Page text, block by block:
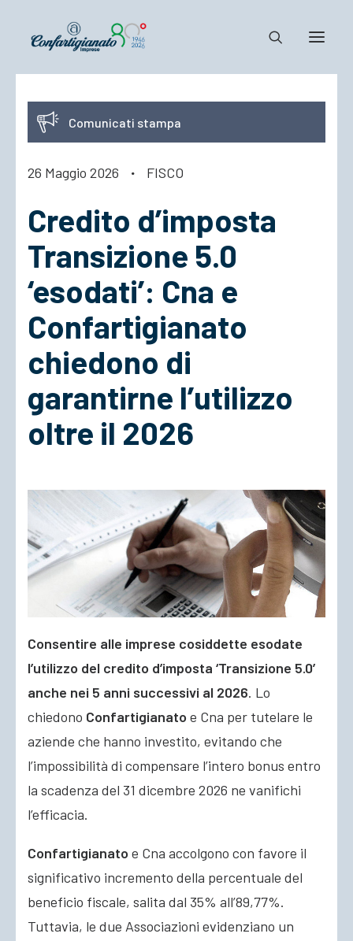
Notizie e Documenti
Confartigianato
Cosa Facciamo
ACCEDI
Comunicati stampa
26 Maggio 2026 · FISCO
Credito d’imposta
Transizione 5.0
‘esodati’: Cna e
Confartigianato
chiedono di
garantirne l’utilizzo
oltre il 2026
Consentire alle imprese cosiddette esodate
l’utilizzo del credito d’imposta ‘Transizione 5.0’
anche nei 5 anni successivi al 2026. Lo
chiedono Confartigianato e Cna per tutelare le
aziende che hanno investito, evitando che
l’impossibilità di compensare l’intero bonus entro
la scadenza del 31 dicembre 2026 ne vanifichi
l’efficacia.
Confartigianato e Cna accolgono con favore il
significativo incremento della percentuale del
beneficio fiscale, salita dal 35% all’89,77%.
Tuttavia, le due Associazioni evidenziano un